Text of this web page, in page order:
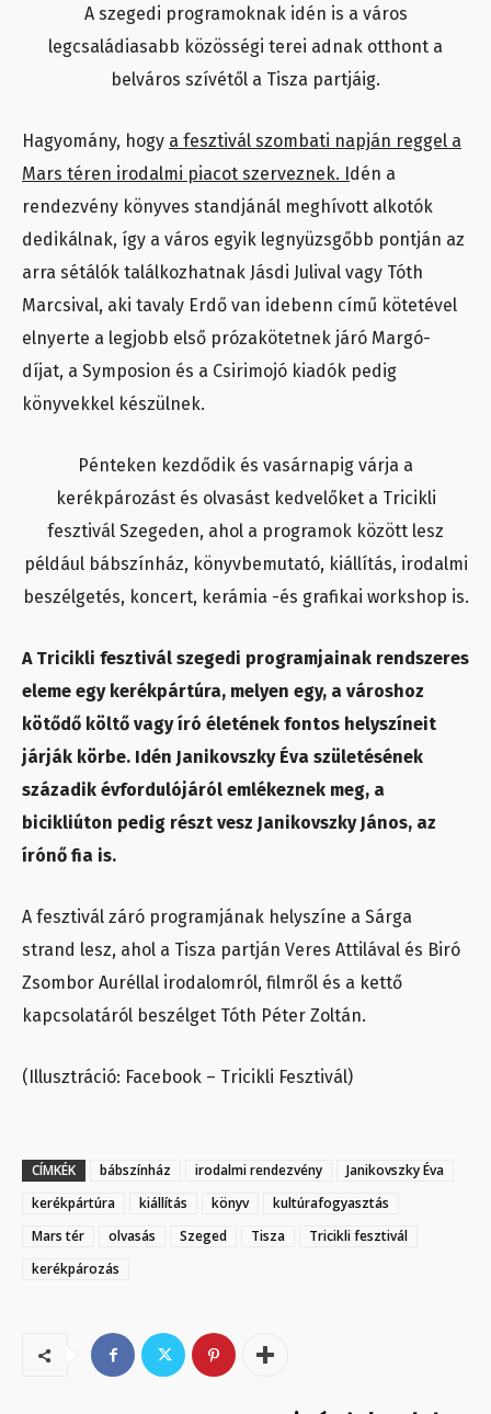
A szegedi programoknak idén is a város
legcsaládiasabb közösségi terei adnak otthont a
belváros szívétől a Tisza partjáig.
Hagyomány, hogy a fesztivál szombati napján reggel a
Mars téren irodalmi piacot szerveznek. I dén a
rendezvény könyves standjánál meghívott alkotók
dedikálnak, így a város egyik legnyüzsgőbb pontján az
arra sétálók találkozhatnak Jásdi Julival vagy Tóth
Marcsival, aki tavaly Erdő van idebenn című kötetével
elnyerte a legjobb első prózakötetnek járó Margó-
díjat, a Symposion és a Csirimojó kiadók pedig
könyvekkel készülnek.
Pénteken kezdődik és vasárnapig várja a
kerékpározást és olvasást kedvelőket a Tricikli
fesztivál Szegeden, ahol a programok között lesz
például bábszínház, könyvbemutató, kiállítás, irodalmi
beszélgetés, koncert, kerámia -és grafikai workshop is.
A Tricikli fesztivál szegedi programjainak rendszeres
eleme egy kerékpártúra, melyen egy, a városhoz
kötődő költő vagy író életének fontos helyszíneit
járják körbe. Idén Janikovszky Éva születésének
századik évfordulójáról emlékeznek meg, a
bicikliúton pedig részt vesz Janikovszky János, az
írónő fia is.
A fesztivál záró programjának helyszíne a Sárga
strand lesz, ahol a Tisza partján Veres Attilával és Biró
Zsombor Auréllal irodalomról, filmről és a kettő
kapcsolatáról beszélget Tóth Péter Zoltán.
(Illusztráció: Facebook – Tricikli Fesztivál)
CÍMKÉK bábszínház irodalmi rendezvény
Janikovszky Éva
kerékpártúra
kiállítás könyv
kultúrafogyasztás
Mars tér
olvasás Szeged Tisza
Tricikli fesztivál
kerékpározás